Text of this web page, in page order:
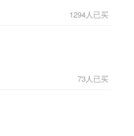
1294人已买
73人已买